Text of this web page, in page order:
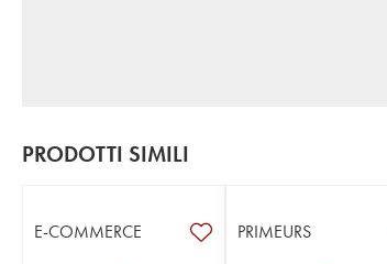
PRODOTTI SIMILI
E-COMMERCE PRIMEURS